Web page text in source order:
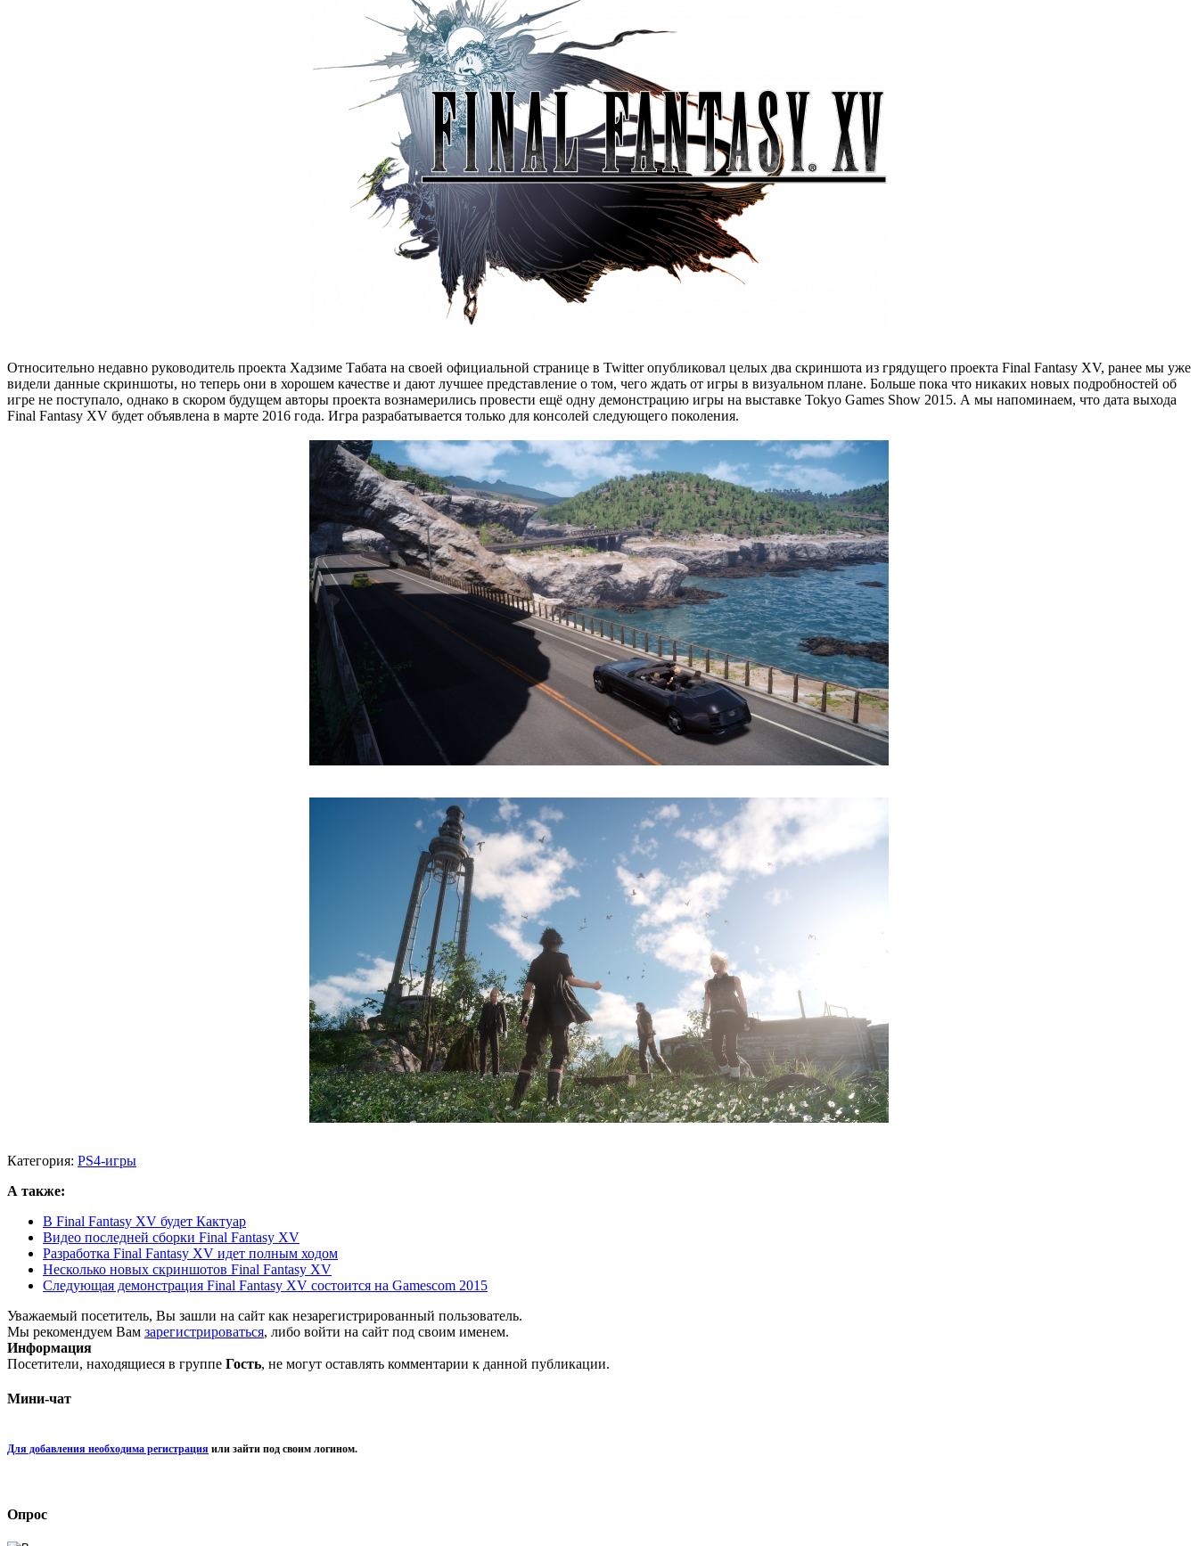
Относительно недавно руководитель проекта Хадзиме Табата на своей официальной странице в Twitter опубликовал целых два скриншота из грядущего проекта Final Fantasy XV, ранее мы уже
видели данные скриншоты, но теперь они в хорошем качестве и дают лучшее представление о том, чего ждать от игры в визуальном плане. Больше пока что никаких новых подробностей об
игре не поступало, однако в скором будущем авторы проекта вознамерились провести ещё одну демонстрацию игры на выставке Tokyo Games Show 2015. А мы напоминаем, что дата выхода
Final Fantasy XV будет объявлена в марте 2016 года. Игра разрабатывается только для консолей следующего поколения.
Категория: PS4-игры
А также:
В Final Fantasy XV будет Кактуар
Видео последней сборки Final Fantasy XV
Разработка Final Fantasy XV идет полным ходом
Несколько новых скриншотов Final Fantasy XV
Следующая демонстрация Final Fantasy XV состоится на Gamescom 2015
Уважаемый посетитель, Вы зашли на сайт как незарегистрированный пользователь.
Мы рекомендуем Вам зарегистрироваться, либо войти на сайт под своим именем.
Информация
Посетители, находящиеся в группе Гость, не могут оставлять комментарии к данной публикации.
Мини-чат
Для добавления необходима регистрация или зайти под своим логином.
Опрос